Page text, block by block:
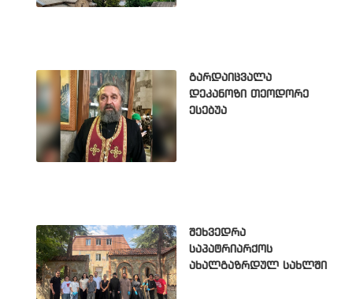
გარდაიცვალა
დეკანოზი თეოდორე
ესებუა
შეხვედრა
საპატრიარქოს
ახალგაზრდულ სახლში